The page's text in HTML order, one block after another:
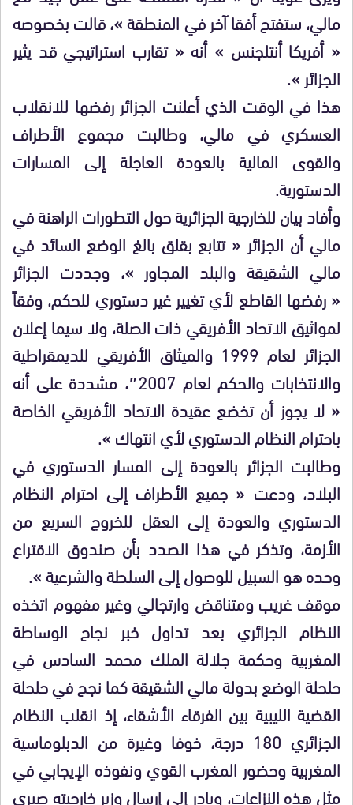
مالي، ستفتح أفقا آخر في المنطقة »، قالت بخصوصه
« أفريكا أنتلجنس » أنه « تقارب استراتيجي قد يثير
الجزائر ».
هذا في الوقت الذي أعلنت الجزائر رفضها للانقلاب
العسكري في مالي، وطالبت مجموع الأطراف
والقوى المالية بالعودة العاجلة إلى المسارات
الدستورية.
وأفاد بيان للخارجية الجزائرية حول التطورات الراهنة في
مالي أن الجزائر « تتابع بقلق بالغ الوضع السائد في
مالي الشقيقة والبلد المجاور »، وجددت الجزائر
« رفضها القاطع لأي تغيير غير دستوري للحكم، وفقاً
لمواثيق الاتحاد الأفريقي ذات الصلة، ولا سيما إعلان
الجزائر لعام 1999 والميثاق الأفريقي للديمقراطية
والانتخابات والحكم لعام 2007″، مشددة على أنه
« لا يجوز أن تخضع عقيدة الاتحاد الأفريقي الخاصة
باحترام النظام الدستوري لأي انتهاك ».
وطالبت الجزائر بالعودة إلى المسار الدستوري في
البلاد، ودعت « جميع الأطراف إلى احترام النظام
الدستوري والعودة إلى العقل للخروج السريع من
الأزمة، وتذكر في هذا الصدد بأن صندوق الاقتراع
وحده هو السبيل للوصول إلى السلطة والشرعية ».
موقف غريب ومتناقض وارتجالي وغير مفهوم اتخذه
النظام الجزائري بعد تداول خبر نجاح الوساطة
المغربية وحكمة جلالة الملك محمد السادس في
حلحلة الوضع بدولة مالي الشقيقة كما نجح في حلحلة
القضية الليبية بين الفرقاء الأشقاء، إذ انقلب النظام
الجزائري 180 درجة، خوفا وغيرة من الدبلوماسية
المغربية وحضور المغرب القوي ونفوذه الإيجابي في
مثل هذه النزاعات، وبادر إلى إرسال وزير خارجيته صبري